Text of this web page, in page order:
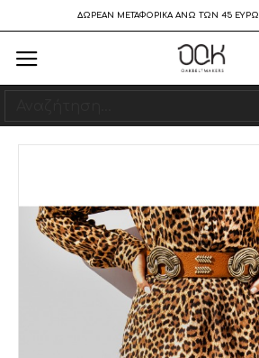
ΔΩΡΕΑΝ ΜΕΤΑΦΟΡΙΚΑ ΑΝΩ ΤΩΝ 45 ΕΥΡΩ